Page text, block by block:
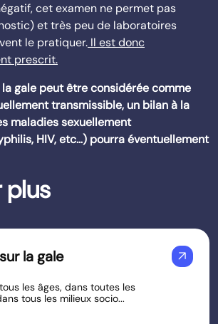
cet examen ne permet pas
et très peu de laboratoires
le pratiquer. Il est donc
prescrit.
gale peut être considérée comme
transmissible, un bilan à la
maladies sexuellement
HIV, etc…) pourra éventuellement
plus
la gale arrow_outward
les âges, dans toutes les
tous les milieux socio...